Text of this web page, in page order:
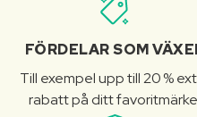
FÖRDELAR SOM
Till exempel upp till 20 %
rabatt på ditt